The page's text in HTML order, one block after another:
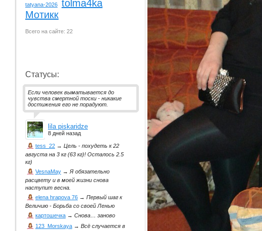
tatyana-2026
tolma4ka
Мотикк
Всего на сайте: 22
Статусы:
Если человек выматывается до
чувства смертной тоски - никакие
достижения его не порадуют.
lila piskaridze
8 дней назад
tess_22 → Цель - похудеть к 22
августа на 3 кг (63 кг)! Осталось 2.5
кг)
VesnaMay →Я обязательно
расцвету и в моей жизни снова
наступит весна.
elena hrapova 76 → Первый шаг к
Величию - Борьба со своей Ленью
картошечка → Снова… заново
123_Morskaya → Всё случается в